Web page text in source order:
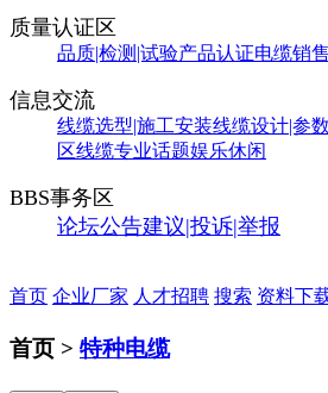
质量认证区
品质|检测|试验产品认证电缆销售
信息交流
线缆选型|施工安装线缆设计|参
区线缆专业话题娱乐休闲
BBS事务区
论坛公告建议|投诉|举报
首页 企业厂家 人才招聘 搜索 资料下
首页 > 特种电缆